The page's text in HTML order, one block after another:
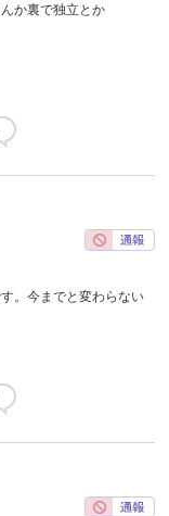
か裏で独立とか
。今までと変わらない